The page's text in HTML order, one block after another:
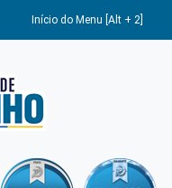
Início do Menu [Alt + 2]